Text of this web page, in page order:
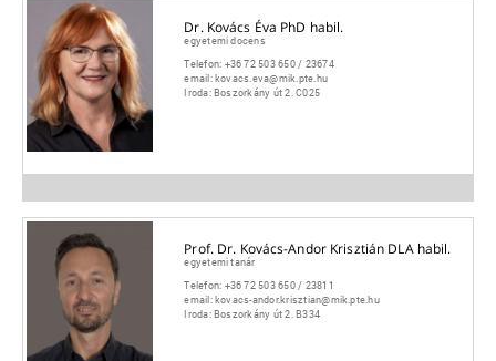
Dr. Kovács Éva PhD habil.
egyetemi docens
Telefon: +36 72 503 650 / 23674
email:kovacs.eva@mik.pte.hu
Iroda:Boszorkány út 2. C025
Prof. Dr. Kovács-Andor Krisztián DLA habil.
egyetemi tanár
Telefon: +36 72 503 650 / 23811
email:kovacs-andor.krisztian@mik.pte.hu
Iroda:Boszorkány út 2. B334